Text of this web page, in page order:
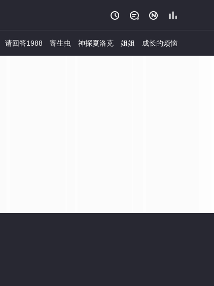
   
请回答1988 寄生虫 神探夏洛克 姐姐 成长的烦恼